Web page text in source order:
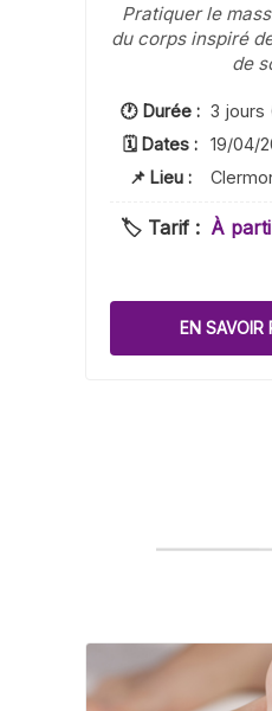
Pratiquer le
du corps inspiré
de
🕐 Durée : 3 jours
🗓 Dates :
19/04/
📌 Lieu :
🏷️ Tarif : À
EN SAVOIR